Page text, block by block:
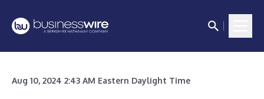
Aug 10, 2024 2:43 AM Eastern Daylight Time